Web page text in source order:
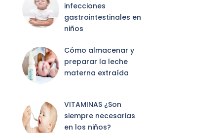
infecciones
gastrointestinales en
niños
Cómo almacenar y
preparar la leche
materna extraída
VITAMINAS ¿Son
siempre necesarias
en los niños?